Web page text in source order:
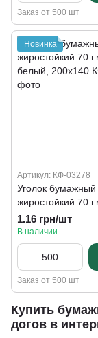
Заказ от 500 шт
Новинка
Артикул: КФ-03278
Уголок бумажный
жиростойкий 70
белый, 200х140
1.16 грн/шт
В наличии
Заказ от 500 шт
Купить
догов в